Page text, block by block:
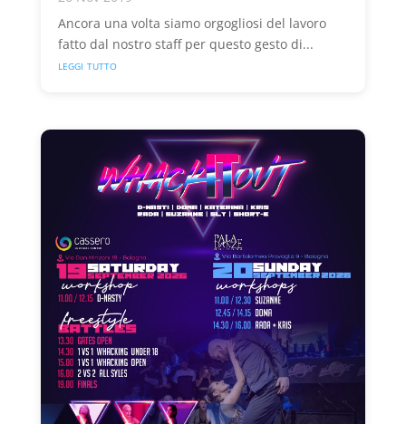
Ancora una volta siamo orgogliosi del lavoro
fatto dal nostro staff per questo gesto di...
leggi tutto